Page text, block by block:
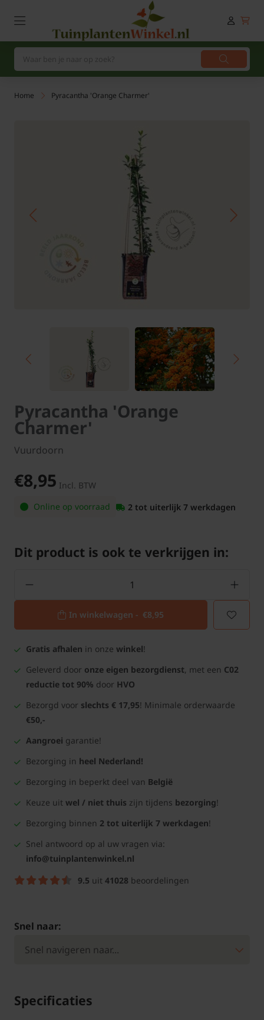
Home Pyracantha 'Orange Charmer'
Pyracantha 'Orange
Charmer'
Vuurdoorn
€8,95 Incl. BTW
Online op voorraad
2 tot uiterlijk 7 werkdagen
Dit product is ook te verkrijgen in:
In winkelwagen - €8,95
Gratis afhalen in onze winkel!
Geleverd door onze eigen bezorgdienst, met een C02
reductie tot 90% door HVO
Bezorgd voor slechts € 17,95! Minimale orderwaarde
€50,-
Aangroei garantie!
Bezorging in heel Nederland!
Bezorging in beperkt deel van België
Keuze uit wel / niet thuis zijn tijdens bezorging!
Bezorging binnen 2 tot uiterlijk 7 werkdagen!
Snel antwoord op al uw vragen via:
info@tuinplantenwinkel.nl
9.5 uit 41028 beoordelingen
Snel naar:
Specificaties